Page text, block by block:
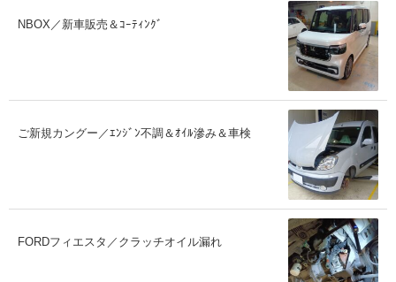
NBOX／新車販売＆ｺｰﾃｨﾝｸﾞ
ご新規カングー／ｴﾝｼﾞﾝ不調＆ｵｲﾙ滲み＆車検
FORDフィエスタ／クラッチオイル漏れ